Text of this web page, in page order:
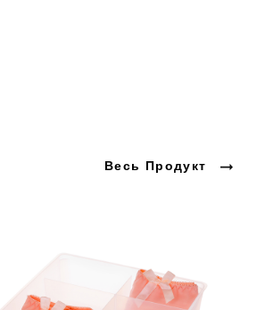
Весь Продукт